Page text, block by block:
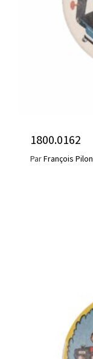
1800.0162
ParFrançois Pilon